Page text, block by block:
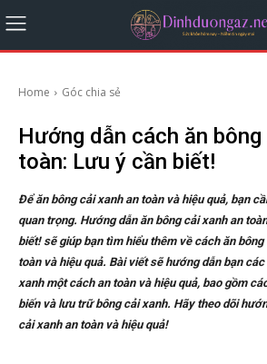
Home Góc chia sẻ
Hướng dẫn cách ăn
toàn: Lưu ý cần biết!
Để ăn bông cải xanh an toàn và hiệu quả, bạn
quan trọng. Hướng dẫn ăn bông cải xanh an
biết! sẽ giúp bạn tìm hiểu thêm về cách ăn
toàn và hiệu quả. Bài viết sẽ hướng dẫn bạn
xanh một cách an toàn và hiệu quả, bao gồm
biến và lưu trữ bông cải xanh. Hãy theo dõi
cải xanh an toàn và hiệu quả!